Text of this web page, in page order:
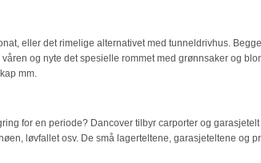
eller det rimelige alternativet med tunneldrivhus.
og nyte det spesielle rommet med grønnsaker og
mm.
for en periode? Dancover tilbyr carporter og
løvfallet osv. De små lagerteltene, garasjeteltene og